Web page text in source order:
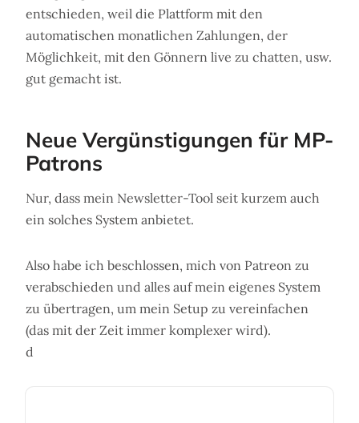
entschieden, weil die Plattform mit den
automatischen monatlichen Zahlungen, der
Möglichkeit, mit den Gönnern live zu chatten, usw.
gut gemacht ist.
Neue Vergünstigungen für MP-
Patrons
Nur, dass mein Newsletter-Tool seit kurzem auch
ein solches System anbietet.
Also habe ich beschlossen, mich von Patreon zu
verabschieden und alles auf mein eigenes System
zu übertragen, um mein Setup zu vereinfachen
(das mit der Zeit immer komplexer wird).
d